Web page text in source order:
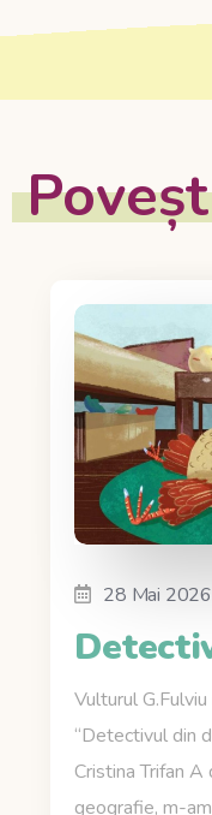
28 Mai 2026
Vulturul
“Detectivul din
Cristina Trifan
geografie, m-